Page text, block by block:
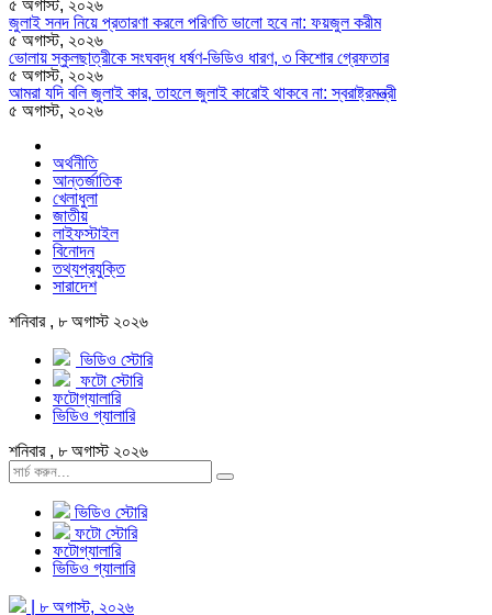
৫ অগাস্ট, ২০২৬
জুলাই সনদ নিয়ে প্রতারণা করলে পরিণতি ভালো হবে না: ফয়জুল করীম
৫ অগাস্ট, ২০২৬
ভোলায় স্কুলছাত্রীকে সংঘবদ্ধ ধর্ষণ-ভিডিও ধারণ, ৩ কিশোর গ্রেফতার
৫ অগাস্ট, ২০২৬
আমরা যদি বলি জুলাই কার, তাহলে জুলাই কারোই থাকবে না: স্বরাষ্ট্রমন্ত্রী
৫ অগাস্ট, ২০২৬
অর্থনীতি
আন্তর্জাতিক
খেলাধুলা
জাতীয়
লাইফস্টাইল
বিনোদন
তথ্যপ্রযুক্তি
সারাদেশ
শনিবার , ৮ অগাস্ট ২০২৬
ভিডিও স্টোরি
ফটো স্টোরি
ফটোগ্যালারি
ভিডিও গ্যালারি
শনিবার , ৮ অগাস্ট ২০২৬
ভিডিও স্টোরি
ফটো স্টোরি
ফটোগ্যালারি
ভিডিও গ্যালারি
| ৮ অগাস্ট, ২০২৬